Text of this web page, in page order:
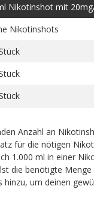
Nikotinshot mit
Nikotinshots
Anzahl an
für die nötigen
1.000 ml in einer
die benötigte Menge
um deinen